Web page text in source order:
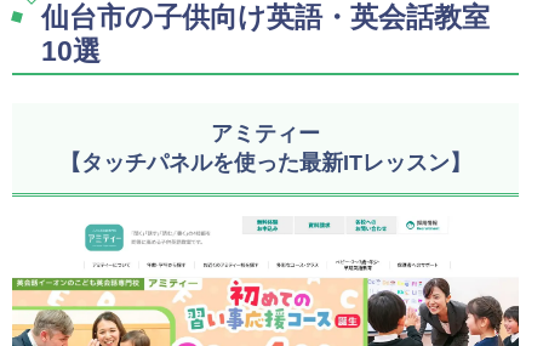
仙台市の子供向け英語・英会話教室
10選
アミティー
【タッチパネルを使った最新ITレッスン】